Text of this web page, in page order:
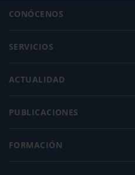
CONÓCENOS
SERVICIOS
ACTUALIDAD
PUBLICACIONES
FORMACIÓN